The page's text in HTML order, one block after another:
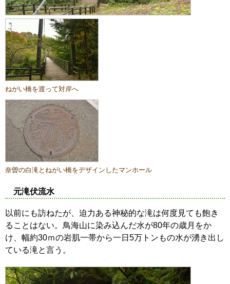
ねがい橋を渡って対岸へ
奈曽の白滝とねがい橋をデザインしたマンホール
元滝伏流水
以前にも訪ねたが、迫力ある神秘的な滝は何度見ても飽き
ることはない。鳥海山に染み込んだ水が80年の歳月をか
け、幅約30ｍの岩肌一帯から一日5万トンもの水が湧き出し
ている滝と言う。